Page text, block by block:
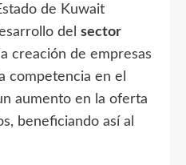
de Kuwait
del sector
creación de empresas
competencia en el
aumento en la oferta
beneficiando así al